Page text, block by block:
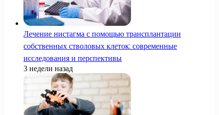
Лечение нистагма с помощью трансплантации
собственных стволовых клеток: современные
исследования и перспективы
3 недели назад